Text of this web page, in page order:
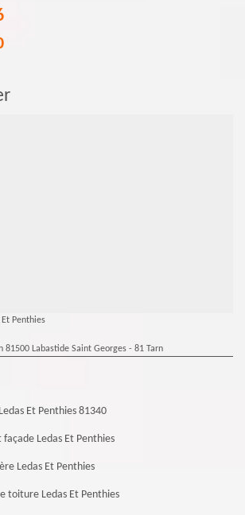
Penthies
81500 Labastide Saint Georges - 81 Tarn
Et Penthies 81340
Ledas Et Penthies
Ledas Et Penthies
toiture Ledas Et Penthies